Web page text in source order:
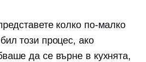
колко по-малко
този процес, ако
да се върне в кухнята,